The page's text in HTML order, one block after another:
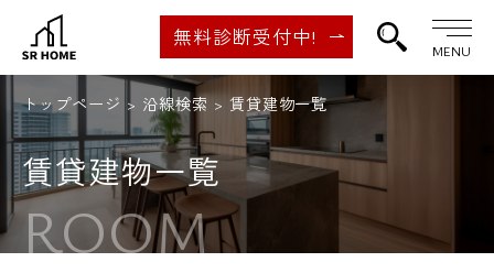
無料診断受付中!
MENU
トップページ 沿線検索 賃貸建物一覧
賃貸建物一覧
ROOM